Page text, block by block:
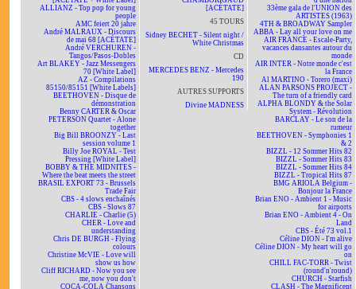
ALLIANZ - Top pop for young
people
AMC feiert 20 jahre
André MALRAUX - Discours
de mai 68 [ACÉTATE]
André VERCHUREN -
Tangos/Pasos-Dobles
Art BLAKEY - Jazz Messengers
70 [White Label]
AZ - Compilations
85150/85151 [White Labels]
BEETHOVEN - Disque de
démonstration
Benny CARTER & Oscar
PETERSON Quartet - Alone
together
Big Bill BROONZY - Last
session volume 1
Billy Joe ROYAL - Test
Pressing [White Label]
BOBBY & THE MIDNITES -
Where the beat meets the street
BRASIL EXPORT 73 - Brussels
Trade Fair
CBS - 4 slows enchaînés
CBS - Slows 87
CHARLIE - Charlie (5)
CHER - Love and
understanding
Chris DE BURGH - Flying
colours
Christine McVIE - Love will
show us how
Cliff RICHARD - Now you see
me, now you don't
COCA-COLA Chansons
[ACÉTATE]
45 TOURS
Sidney BECHET - Silent night /
White Christmas
CD
MERCEDES BENZ - Mercedes
190
AUTRES SUPPORTS
Divine MADNESS
33ème gala de l'UNION des
ARTISTES (1963)
4TH & BROADWAY Sampler
ABBA - Lay all your love on me
AIR FRANCE - Escale-Party,
vacances dansantes autour du
monde
AIR INTER - Notre monde c'est
la France
Al MARTINO - Torero (maxi)
ALAN PARSONS PROJECT -
The turn of a friendly card
ALPHA BLONDY & the Solar
System - Révolution
BARCLAY - Le son de la
rumeur
BEETHOVEN - Symphonies 1
& 2
BIZZL - 12 Sommer Hits 82
BIZZL - Sommer Hits 83
BIZZL - Sommer Hits 84
BIZZL - Tropical Hits 87
BMG ARIOLA Belgium -
Bonjour la France
Brian ENO - Ambient 1 - Music
for airports
Brian ENO - Ambient 4 - On
Land
CBS - Été 73 vol.1
Céline DION - I'm alive
Céline DION - My heart will go
on
CHILL FAC-TORR - Twist
(round'n'round)
CHURCH - Starfish
CLASH - The Magnificent